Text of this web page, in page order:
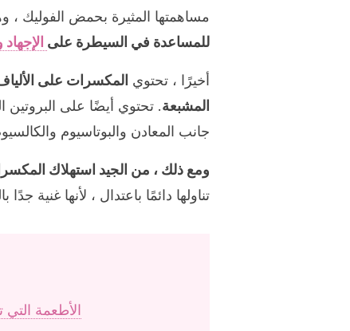
مساهمتها المثيرة بحمض الفوليك
للمساعدة في السيطرة على
أخيرًا ، تحتوي المكسرات على
المشبعة. تحتوي أيضًا على البروتين
جانب المعادن والبوتاسيوم
ومع ذلك ، من الجيد استهلاك
تناولها دائمًا باعتدال ، لأنها غنية
الأطعمة